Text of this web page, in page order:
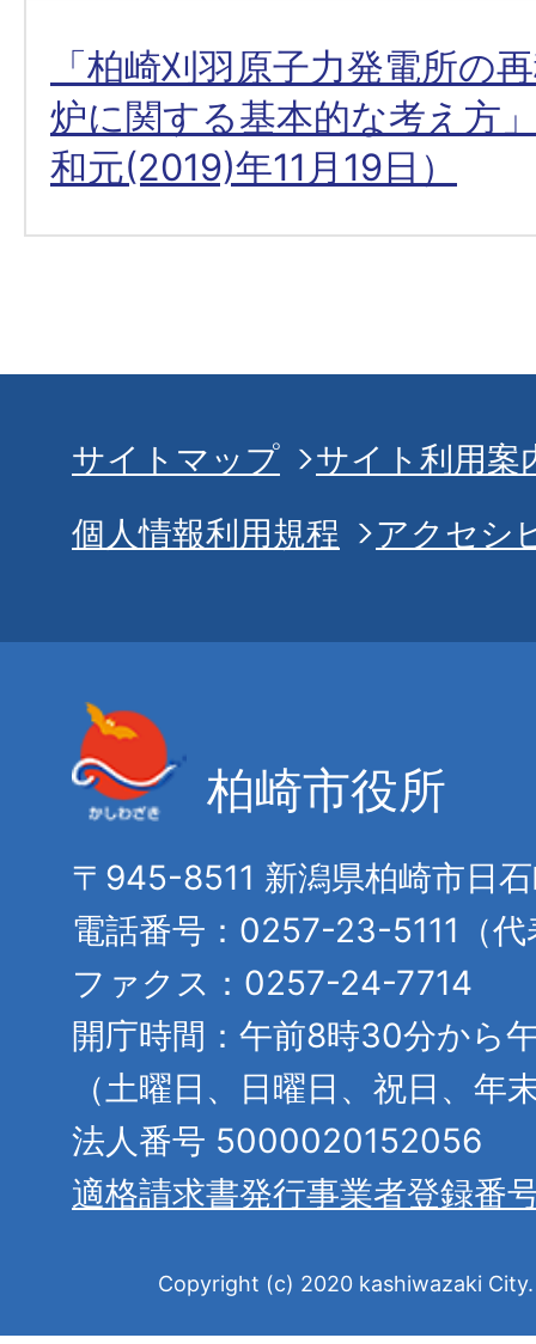
「柏崎刈羽原子力発電所の
炉に関する基本的な考え方
和元(2019)年11月19日）
サイトマップ
サイト利用案
個人情報利用規程
アクセシ
柏崎市役所
〒945-8511 新潟県柏崎市日
電話番号：0257-23-5111（代
ファクス：0257-24-7714
開庁時間：午前8時30分から
（土曜日、日曜日、祝日、年
法人番号 5000020152056
適格請求書発行事業者登録番
Copyright (c) 2020 kashiwazaki